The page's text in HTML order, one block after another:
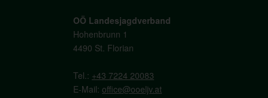
OÖ Landesjagdverband
Hohenbrunn 1
4490 St. Florian
Tel.: +43 7224 20083
E-Mail: office@ooeljv.at